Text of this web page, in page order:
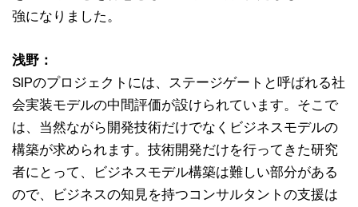
強になりました。
浅野：
SIPのプロジェクトには、ステージゲートと呼ばれる社
会実装モデルの中間評価が設けられています。そこで
は、当然ながら開発技術だけでなくビジネスモデルの
構築が求められます。技術開発だけを行ってきた研究
者にとって、ビジネスモデル構築は難しい部分がある
ので、ビジネスの知見を持つコンサルタントの支援は